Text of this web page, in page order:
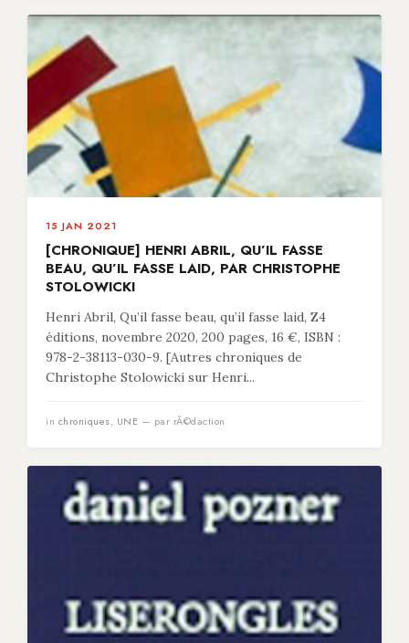
15 JAN 2021
[CHRONIQUE] HENRI ABRIL, QU’IL FASSE
BEAU, QU’IL FASSE LAID, PAR CHRISTOPHE
STOLOWICKI
Henri Abril, Qu’il fasse beau, qu’il fasse laid, Z4
éditions, novembre 2020, 200 pages, 16 €, ISBN :
978-2-38113-030-9. [Autres chroniques de
Christophe Stolowicki sur Henri...
in chroniques, UNE — par rÃ©daction